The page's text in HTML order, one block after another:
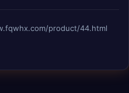
product/44.html